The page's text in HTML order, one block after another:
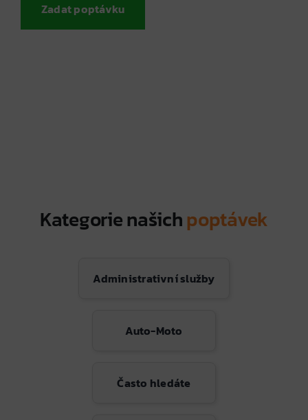
Zadat poptávku
Kategorie našichpoptávek
Administrativní služby
Auto-Moto
Často hledáte